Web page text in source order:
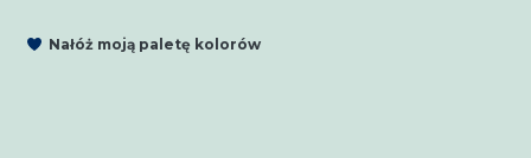
Nałóż moją paletę kolorów